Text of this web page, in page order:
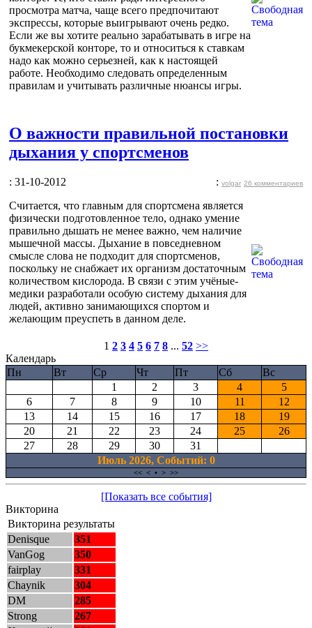
просмотра матча, чаще всего предпочитают
экспрессы, которые выигрывают очень редко.
Если же вы хотите реально зарабатывать в игре на
букмекерской конторе, то и относиться к ставкам
надо как можно серьезней, как к настоящей
работе. Необходимо следовать определенным
правилам и учитывать различные нюансы игры.
О важности правильной постановки
дыхания у спортсменов
: 31-10-2012 : volgar 26 комментариев
Считается, что главным для спортсмена является
физически подготовленное тело, однако умение
правильно дышать не менее важно, чем наличие
мышечной массы. Дыхание в повседневном
смысле слова не подходит для спортсменов,
поскольку не снабжает их организм достаточным
количеством кислорода. В связи с этим учёные-
медики разработали особую систему дыхания для
людей, активно занимающихся спортом и
желающим преуспеть в данном деле.
1 2 3 4 5 6 7 8 ... 52 >>
Календарь
Пн
Вт Ср Чт Пт Сб
Вс
1
2 3 4
5
6
7 8 9 10 11
12
13
14 15 16 17 18
19
20
21 22 23 24 25
26
27
28 29 30
31
Июль 2026, Cобытий: 0
<< < • > >>
[Показать все события]
Викторина
Викторина результаты
Denisque
351
VanGog
350
fairplay
331
Chaynik
304
DM
285
Strong
267